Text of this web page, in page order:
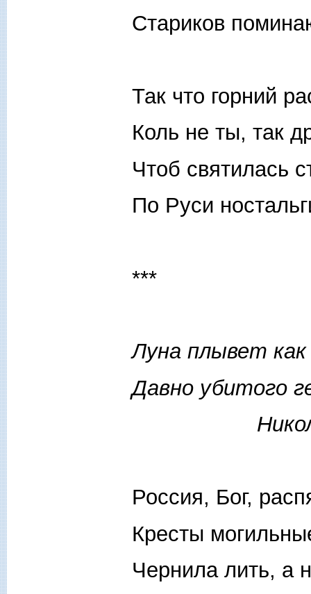
Стариков
Так что горний
Коль не ты, так
Чтоб святилась
По Руси
***
Луна плывет
Давно убитого
Николай
Россия, Бог,
Кресты
Чернила лить, а